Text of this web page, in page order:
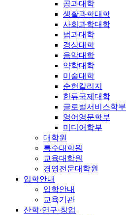
공과대학
생활과학대학
사회과학대학
법과대학
경상대학
음악대학
약학대학
미술대학
순헌칼리지
한류국제대학
글로벌서비스학부
영어영문학부
미디어학부
대학원
특수대학원
교육대학원
경영전문대학원
입학안내
입학안내
교육기관
산학·연구·창업